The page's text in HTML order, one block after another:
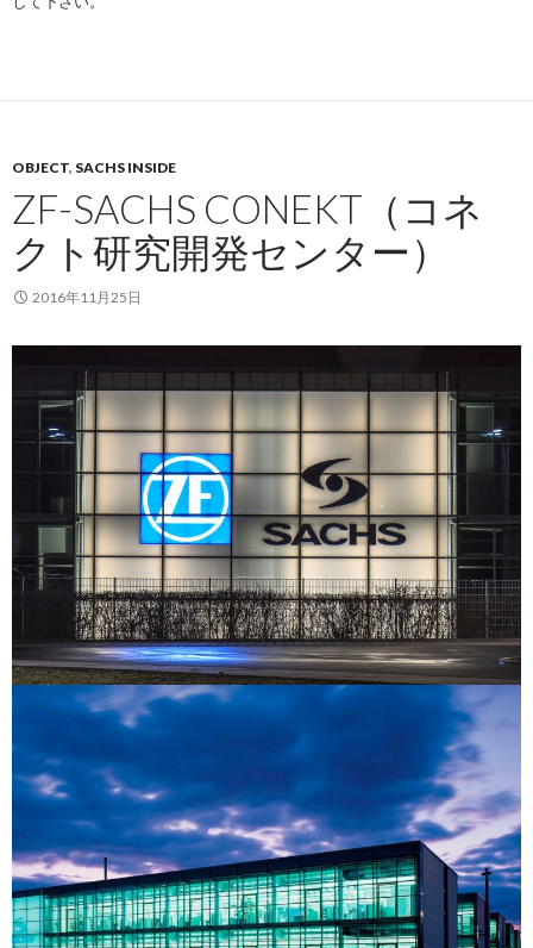
OBJECT, SACHS INSIDE
ZF-SACHS CONEKT（コネ
クト研究開発センター）
2016年11月25日